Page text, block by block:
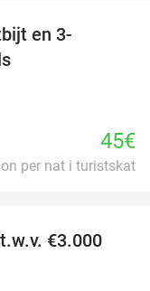
en 3-
45€
per nat i turistskat
€3.000